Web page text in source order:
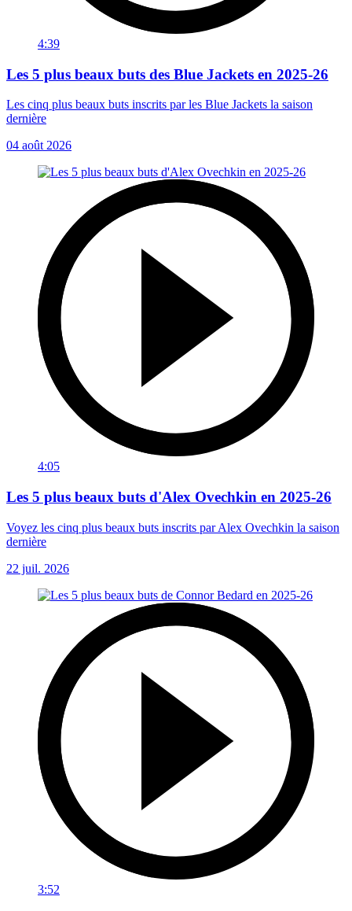
4:39
Les 5 plus beaux buts des Blue Jackets en 2025-26
Les cinq plus beaux buts inscrits par les Blue Jackets la saison
dernière
04 août 2026
4:05
Les 5 plus beaux buts d'Alex Ovechkin en 2025-26
Voyez les cinq plus beaux buts inscrits par Alex Ovechkin la saison
dernière
22 juil. 2026
3:52